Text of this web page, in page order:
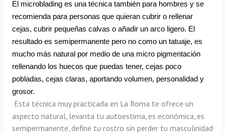
El microblading es una técnica también para hombres y se
recomienda para personas que quieran cubrir o rellenar
cejas, cubrir pequeñas calvas o añadir un arco ligero. El
resultado es semipermanente pero no como un tatuaje, es
mucho más natural por medio de una micro pigmentación
rellenando los huecos que puedas tener, cejas poco
pobladas, cejas claras, aportando volumen, personalidad y
grosor.
Esta técnica muy practicada en La Roma te ofrece un
aspecto natural, levanta tu autoestima, es económica, es
semipermanente, define tu rostro sin perder tu masculinidad